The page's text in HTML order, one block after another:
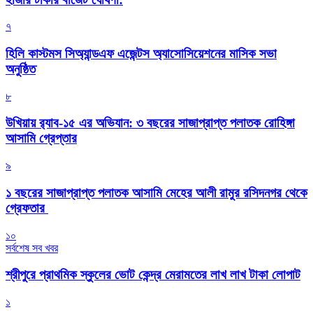
৭
হিলি কাস্টমস সিঅ্যান্ডএফ এজেন্টস অ্যাসোসিয়েশনের মাসিক সভা
অনুষ্ঠিত
৮
উখিয়ায় র‍্যাব-১৫ এর অভিযান: ৩ বছরের সাজাপ্রাপ্ত পলাতক রোহিঙ্গা
আসামি গ্রেপ্তার
৯
১ বছরের সাজাপ্রাপ্ত পলাতক আসামি মেহের আলী রামুর রসিদনগর থেকে
গ্রেফতার ‎
১০
সর্বশেষ সব খবর
শ্রীপুরে প্রাথমিক স্কুলের ভোট কেন্দ্র মেরামতের লাখ লাখ টাকা লোপাট
১